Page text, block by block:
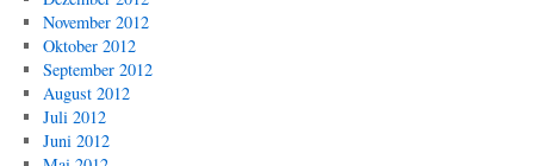
November 2012
Oktober 2012
September 2012
August 2012
Juli 2012
Juni 2012